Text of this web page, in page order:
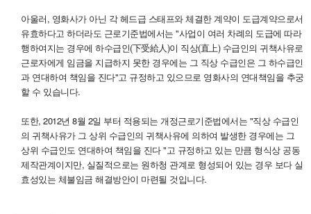
아울러, 영화사가 아닌 각 헤드급 스태프와 체결한 계약이 도급계약으로서
유효하다고 하더라도 근로기준법에서는 "사업이 여러 차례의 도급에 따라
행하여지는 경우에 하수급인(下受給人)이 직상(直上) 수급인의 귀책사유로
근로자에게 임금을 지급하지 못한 경우에는 그 직상 수급인은 그 하수급인
과 연대하여 책임을 진다"고 규정하고 있으므로 영화사의 연대책임을 추궁
할 수 있습니다.
또한, 2012년 8월 2일 부터 적용되는 개정근로기준법에서는 "직상 수급인
의 귀책사유가 그 상위 수급인의 귀책사유에 의하여 발생한 경우에는 그
상위 수급인도 연대하여 책임을 진다 "고 규정하고 있는 만큼 형식상 공동
제작관계이지만, 실질적으로는 원하청 관계로 형성되어 있는 경우 보다 실
효성있는 체불임금 해결방안이 마련될 것입니다.